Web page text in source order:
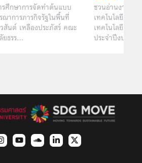
ศึกษาการจัดทำต้นแบบ
าการภารกิจรัฐในพื้นที่
สันต์ เหลืองประภัสร์ คณะ
ยธรร…
ชวนอ่านงานวิจั
เทคโนโลยีและ
เทคโนโลยี ที่ไ
ประจำปีงบประ